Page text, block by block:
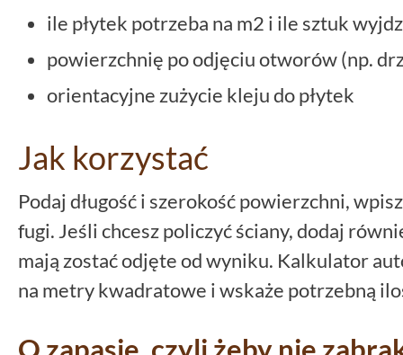
ile płytek potrzeba na m2 i ile sztuk
powierzchnię po odjęciu otworów (np.
orientacyjne zużycie kleju do płytek
Jak korzystać
Podaj długość i szerokość powierzchni,
fugi. Jeśli chcesz policzyć ściany, dodaj
mają zostać odjęte od wyniku. Kalkulator
na metry kwadratowe i wskaże potrzebną